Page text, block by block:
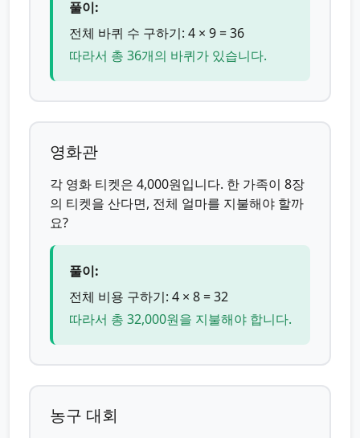
풀이:
전체 바퀴 수 구하기: 4 × 9 = 36
따라서 총 36개의 바퀴가 있습니다.
영화관
각 영화 티켓은 4,000원입니다. 한 가족이 8장
의 티켓을 산다면, 전체 얼마를 지불해야 할까
요?
풀이:
전체 비용 구하기: 4 × 8 = 32
따라서 총 32,000원을 지불해야 합니다.
농구 대회